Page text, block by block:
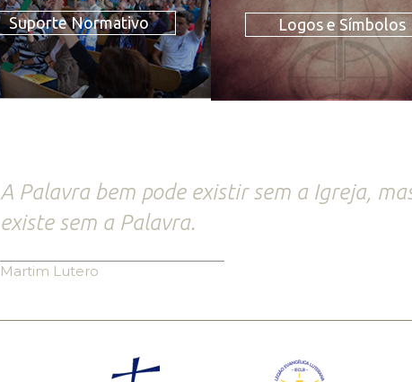
Suporte Normativo Logos e Símbolos
A Palavra bem pode existir sem a Igreja,
existe sem a Palavra.
Martim Lutero